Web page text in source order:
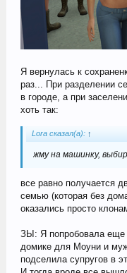
Я вернулась к
раз... При разделении
в городе, а при
хоть так:
Lora сказал(а): ↑
жму на машинку,
все равно получается
семью (которая без
оказались просто
ЗЫ: Я попробовала еще
домике для Моуни и
подселила супругов в